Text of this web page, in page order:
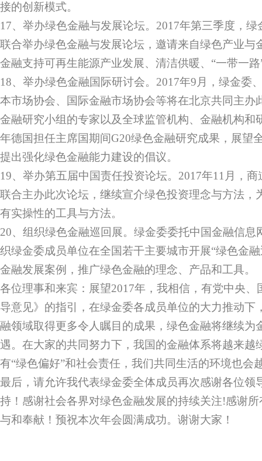
接的创新模式。
17、举办绿色金融与发展论坛。2017年第三季度，
联合举办绿色金融与发展论坛，邀请来自绿色产业与
金融支持可再生能源产业发展、清洁供暖、“一带一
18、举办绿色金融国际研讨会。2017年9月，绿金委
本市场协会、国际金融市场协会等将在北京共同主办
金融研究小组的专家以及全球监管机构、金融机构和
年德国担任主席国期间G20绿色金融研究成果，展望
提出强化绿色金融能力建设的倡议。
19、举办第五届中国责任投资论坛。2017年11月，
联合主办此次论坛，继续宣介绿色投资理念与方法，
有实操性的工具与方法。
20、组织绿色金融巡回展。绿金委委托中国金融信息
织绿金委成员单位在全国若干主要城市开展“绿色金
金融发展案例，推广绿色金融的理念、产品和工具。
各位理事和来宾：展望2017年，我相信，有党中央
导意见》的指引，在绿金委各成员单位的大力推动下
融领域取得更多令人瞩目的成果，绿色金融将继续为
遇。在大家的共同努力下，我国的金融体系将越来越
有“绿色偏好”和社会责任，我们共同生活的环境也会
最后，请允许我代表绿金委全体成员再次感谢各位领
持！感谢社会各界对绿色金融发展的持续关注!感谢
与和奉献！预祝本次年会圆满成功。谢谢大家！